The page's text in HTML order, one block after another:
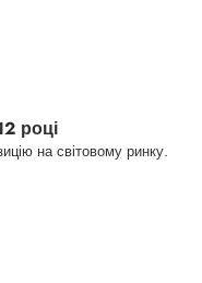
році
на світовому ринку.